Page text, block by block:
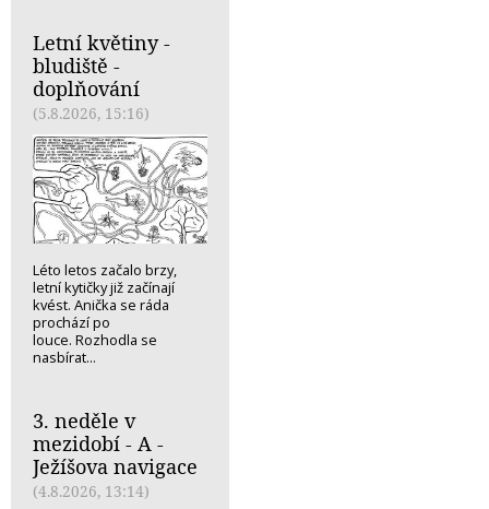
Letní květiny -
bludiště -
doplňování
(5.8.2026, 15:16)
Léto letos začalo brzy,
letní kytičky již začínají
kvést. Anička se ráda
prochází po
louce. Rozhodla se
nasbírat...
3. neděle v
mezidobí - A -
Ježíšova navigace
(4.8.2026, 13:14)